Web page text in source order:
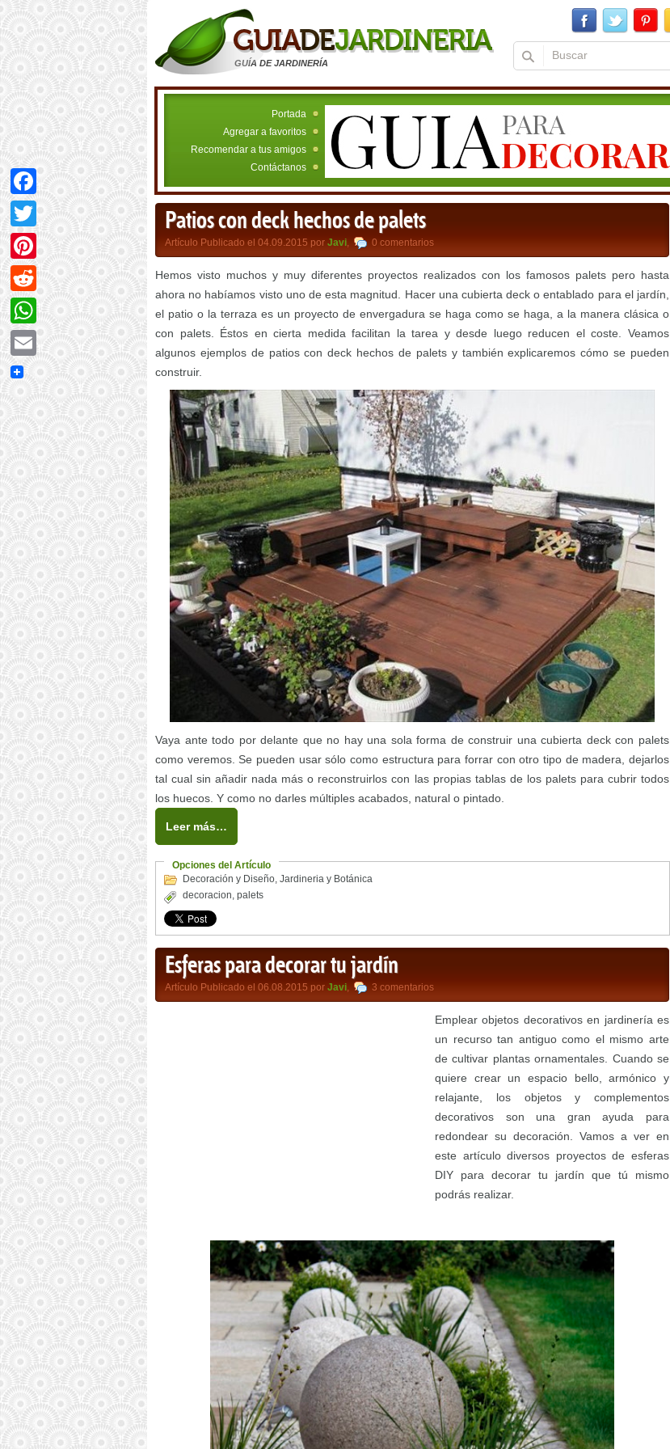
GUÍA DE JARDINERÍA
Portada
Agregar a favoritos
Recomendar a tus amigos
Contáctanos
Patios con deck hechos de palets
Artículo Publicado el 04.09.2015 por Javi, 0 comentarios
Hemos visto muchos y muy diferentes proyectos realizados con los famosos palets pero hasta
ahora no habíamos visto uno de esta magnitud. Hacer una cubierta deck o entablado para el jardín,
el patio o la terraza es un proyecto de envergadura se haga como se haga, a la manera clásica o
con palets. Éstos en cierta medida facilitan la tarea y desde luego reducen el coste. Veamos
algunos ejemplos de patios con deck hechos de palets y también explicaremos cómo se pueden
construir.
Vaya ante todo por delante que no hay una sola forma de construir una cubierta deck con palets
como veremos. Se pueden usar sólo como estructura para forrar con otro tipo de madera, dejarlos
tal cual sin añadir nada más o reconstruirlos con las propias tablas de los palets para cubrir todos
los huecos. Y como no darles múltiples acabados, natural o pintado.
Leer más…
Opciones del Artículo
Decoración y Diseño, Jardineria y Botánica
decoracion, palets
Esferas para decorar tu jardín
Artículo Publicado el 06.08.2015 por Javi, 3 comentarios
Emplear objetos decorativos en jardinería es
un recurso tan antiguo como el mismo arte
de cultivar plantas ornamentales. Cuando se
quiere crear un espacio bello, armónico y
relajante, los objetos y complementos
decorativos son una gran ayuda para
redondear su decoración. Vamos a ver en
este artículo diversos proyectos de esferas
DIY para decorar tu jardín que tú mismo
podrás realizar.
Facebook
Twitter
Pinterest
Reddit
WhatsApp
Email